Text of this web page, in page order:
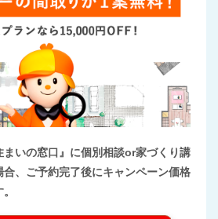
まいの窓口』に個別相談or家づくり講
、ご予約完了後にキャンペーン価格